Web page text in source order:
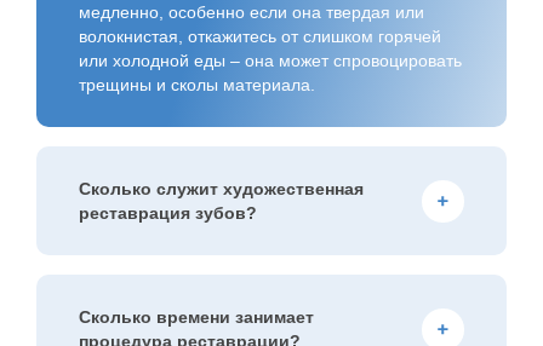
медленно, особенно если она твердая или
волокнистая, откажитесь от слишком горячей
или холодной еды – она может спровоцировать
трещины и сколы материала.
Сколько служит художественная
реставрация зубов?
реставрация может прослужить до 7 лет. Чтобы
композитные материалы выглядели эстетично
Сколько времени занимает
процедура реставрации?